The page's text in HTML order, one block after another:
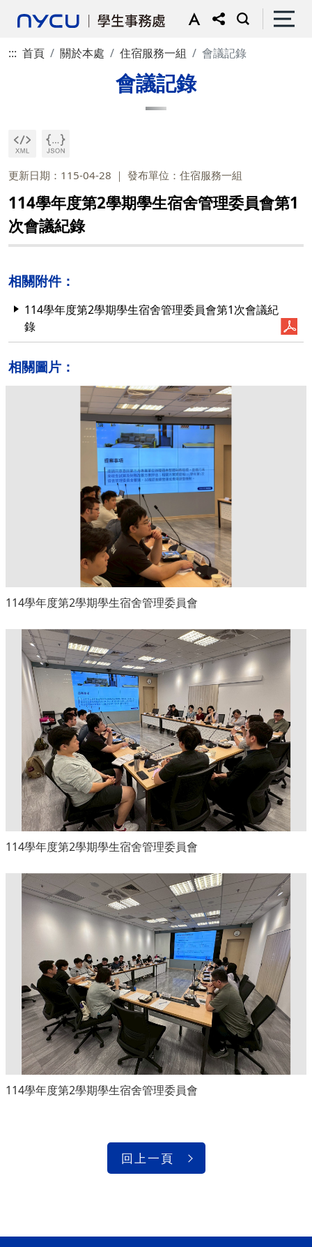
::: 首頁 關於本處 住宿服務一組 會議記錄
會議記錄
更新日期：115-04-28 發布單位：住宿服務一組
114學年度第2學期學生宿舍管理委員會第1
次會議紀錄
相關附件：
114學年度第2學期學生宿舍管理委員會第1次會議紀
錄
相關圖片：
114學年度第2學期學生宿舍管理委員會
114學年度第2學期學生宿舍管理委員會
114學年度第2學期學生宿舍管理委員會
回上一頁